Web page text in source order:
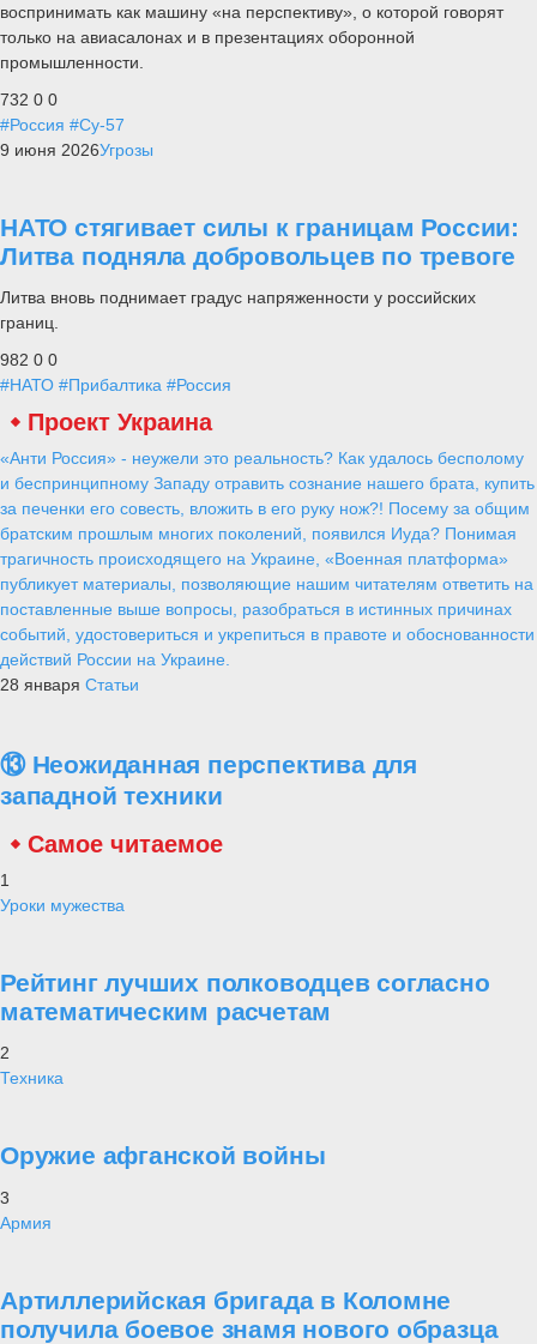
воспринимать как машину «на перспективу», о которой говорят
только на авиасалонах и в презентациях оборонной
промышленности.
732 0 0
#Россия #Су-57
9 июня 2026Угрозы
НАТО стягивает силы к границам России:
Литва подняла добровольцев по тревоге
Литва вновь поднимает градус напряженности у российских
границ.
982 0 0
#НАТО #Прибалтика #Россия
Проект Украина
«Анти Россия» - неужели это реальность? Как удалось бесполому
и беспринципному Западу отравить сознание нашего брата, купить
за печенки его совесть, вложить в его руку нож?! Посему за общим
братским прошлым многих поколений, появился Иуда? Понимая
трагичность происходящего на Украине, «Военная платформа»
публикует материалы, позволяющие нашим читателям ответить на
поставленные выше вопросы, разобраться в истинных причинах
событий, удостовериться и укрепиться в правоте и обоснованности
действий России на Украине.
28 января Статьи
⑬ Неожиданная перспектива для
западной техники
Самое читаемое
1
Уроки мужества
Рейтинг лучших полководцев согласно
математическим расчетам
2
Техника
Оружие афганской войны
3
Армия
Артиллерийская бригада в Коломне
получила боевое знамя нового образца